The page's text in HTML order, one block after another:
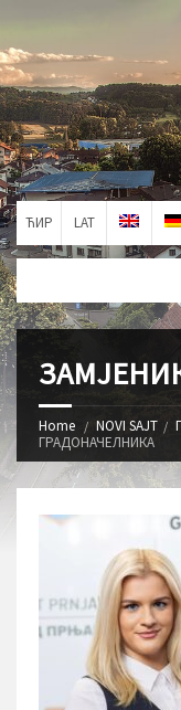
ЋИР LAT
Home NOVI SAJT
ГРАДОНАЧЕЛНИКА